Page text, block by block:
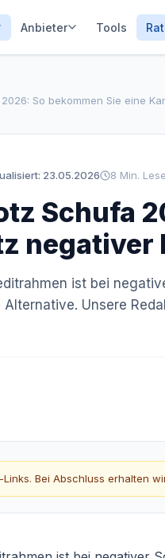
Anbieter Tools
So bekommen Sie eine
23.05.2026 8 Min.
Schufa
negativer
ist bei
Unsere
Bei Abschluss erhalten